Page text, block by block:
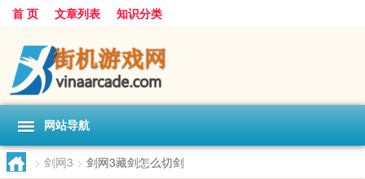
首 页 文章列表 知识分类
网站导航
> 剑网3 > 剑网3藏剑怎么切剑